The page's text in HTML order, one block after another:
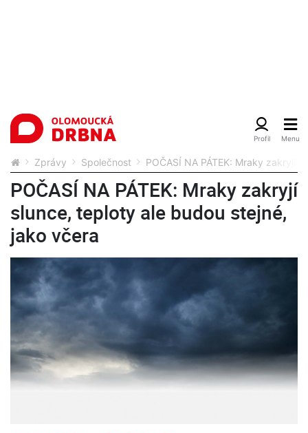
Zprávy Společnost POČASÍ NA PÁTEK: Mraky zakryjí
POČASÍ NA PÁTEK: Mraky zakryjí
slunce, teploty ale budou stejné,
jako včera